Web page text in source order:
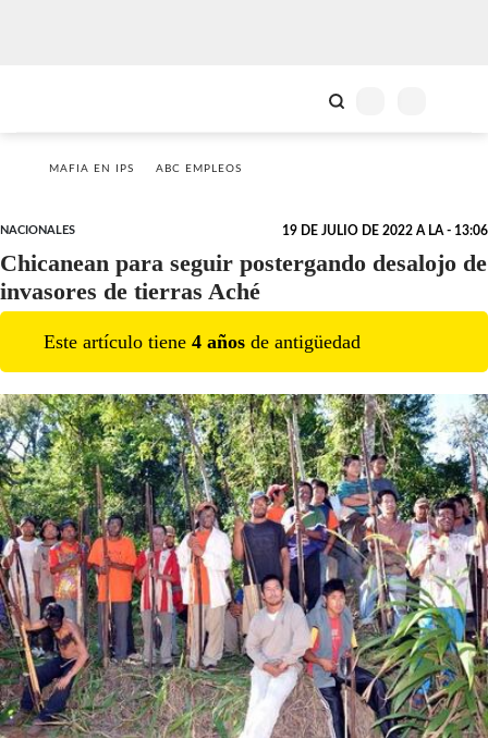
MAFIA EN IPS ABC EMPLEOS
NACIONALES 19 DE JULIO DE 2022 A LA - 13:06
Chicanean para seguir postergando desalojo de
invasores de tierras Aché
Este artículo tiene 4 años de antigüedad